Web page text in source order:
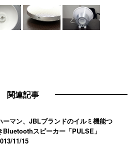
関連記事
ーマン、JBLブランドのイルミ機能つ
Bluetoothスピーカー「PULSE」
11/15